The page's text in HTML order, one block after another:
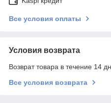
Все условия оплаты
Условия возврата
Возврат товара в течение 14
Все условия возврата